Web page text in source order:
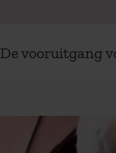
De vooruitgang